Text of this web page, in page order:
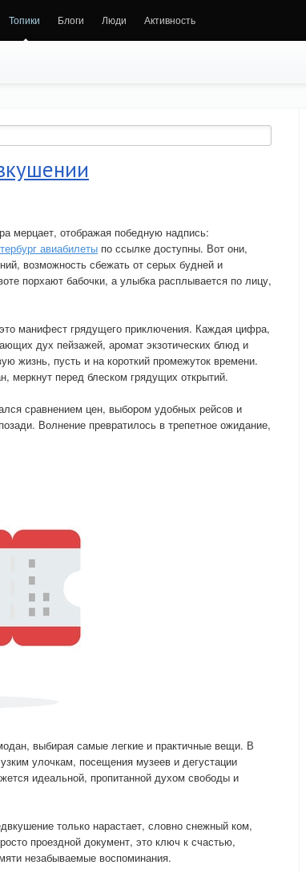
Топики Блоги Люди Активность
мерцает, отображая победную надпись:
авиабилеты по ссылке доступны. Вот они,
возможность сбежать от серых будней и
порхают бабочки, а улыбка расплывается по лицу,
манифест грядущего приключения. Каждая цифра,
дух пейзажей, аромат экзотических блюд и
жизнь, пусть и на короткий промежуток времени.
меркнут перед блеском грядущих открытий.
сравнением цен, выбором удобных рейсов и
Волнение превратилось в трепетное ожидание,
выбирая самые легкие и практичные вещи. В
улочкам, посещения музеев и дегустации
идеальной, пропитанной духом свободы и
только нарастает, словно снежный ком,
проездной документ, это ключ к счастью,
незабываемые воспоминания.